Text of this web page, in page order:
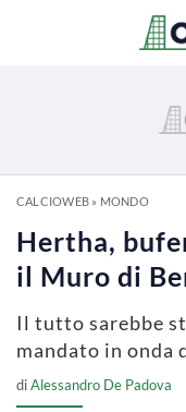
CALCIOWEB» MONDO
Hertha,
il Muro di
Il tutto sarebbe
mandato in onda
diAlessandro De Padova